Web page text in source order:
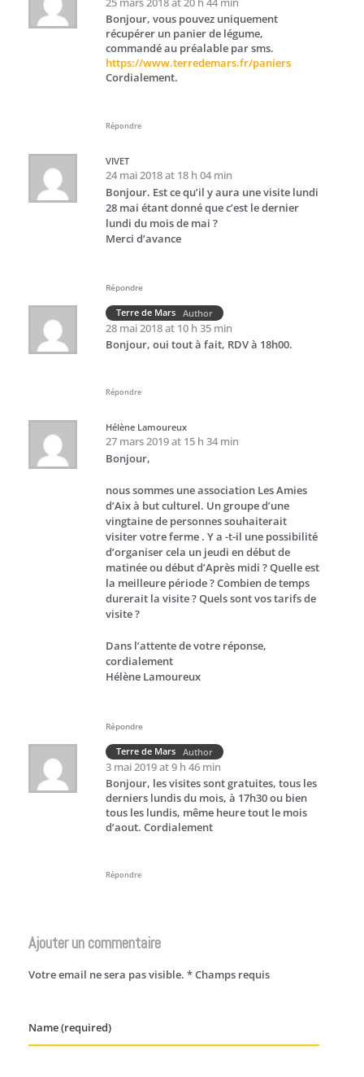
Bonjour, vous pouvez uniquement
récupérer un panier de légume,
commandé au préalable par sms.
https://www.terredemars.fr/paniers
Cordialement.
Répondre
VIVET
24 mai 2018 at 18 h 04 min
Bonjour. Est ce qu’il y aura une visite lundi
28 mai étant donné que c’est le dernier
lundi du mois de mai ?
Merci d’avance
Répondre
Terre de Mars Author
28 mai 2018 at 10 h 35 min
Bonjour, oui tout à fait, RDV à 18h00.
Répondre
Hélène Lamoureux
27 mars 2019 at 15 h 34 min
Bonjour,
nous sommes une association Les Amies
d’Aix à but culturel. Un groupe d’une
vingtaine de personnes souhaiterait
visiter votre ferme . Y a -t-il une possibilité
d’organiser cela un jeudi en début de
matinée ou début d’Après midi ? Quelle est
la meilleure période ? Combien de temps
durerait la visite ? Quels sont vos tarifs de
visite ?
Dans l’attente de votre réponse,
cordialement
Hélène Lamoureux
Répondre
Terre de Mars Author
3 mai 2019 at 9 h 46 min
Bonjour, les visites sont gratuites, tous les
derniers lundis du mois, à 17h30 ou bien
tous les lundis, même heure tout le mois
d’aout. Cordialement
Répondre
Ajouter un commentaire
Votre email ne sera pas visible. * Champs requis
Name (required)